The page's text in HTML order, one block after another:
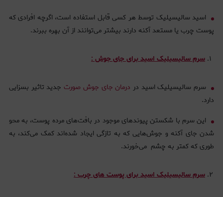
اسید سالیسیلیک توسط هر کسی قابل استفاده است، اگرچه افرادی که
پوست چرب یا مستعد آکنه دارند بیشتر می‌توانند از آن بهره ببرند.
سرم سالیسیلیک اسید برای جای جوش :
سرم سالیسیلیک اسید در درمان جای جوش صورتجدید تاثیر بسزایی
دارد.
این سرم با شکستن پیوندهای موجود در بافت‌های مرده پوست، به محو
شدن جای آکنه و جوش‌هایی که به تازگی ایجاد شده‌اند کمک می‌کند، به
طوری که کمتر به چشم می‌خورند.
سرم سالیسیلیک اسید برای پوست های چرب :